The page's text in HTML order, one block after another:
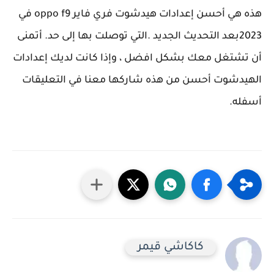
هذه هي أحسن إعدادات هيدشوت فري فاير oppo f9 في
2023بعد التحديث الجديد .التي توصلت بها إلى حد. أتمنى
أن تشتغل معك بشكل افضل ، وإذا كانت لديك إعدادات
الهيدشوت أحسن من هذه شاركها معنا في التعليقات
أسفله.
كاكاشي قيمر